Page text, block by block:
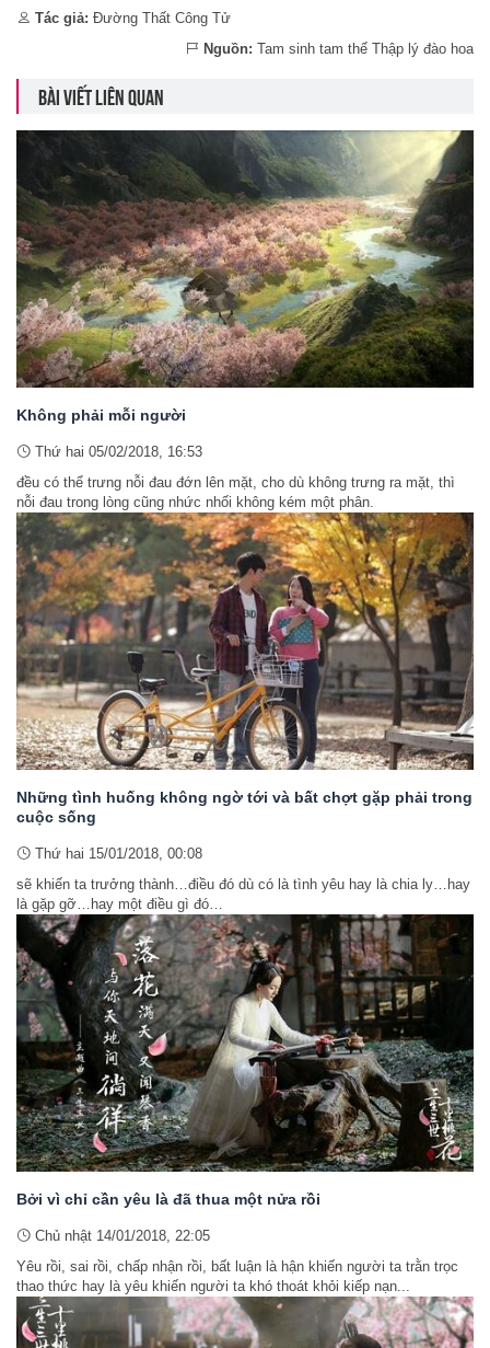
Tác giả: Đường Thất Công Tử
Nguồn: Tam sinh tam thế Thập lý đào hoa
BÀI VIẾT LIÊN QUAN
Không phải mỗi người
Thứ hai 05/02/2018, 16:53
đều có thể trưng nỗi đau đớn lên mặt, cho dù không trưng ra mặt, thì
nỗi đau trong lòng cũng nhức nhối không kém một phân.
Những tình huống không ngờ tới và bất chợt gặp phải trong
cuộc sống
Thứ hai 15/01/2018, 00:08
sẽ khiến ta trưởng thành…điều đó dù có là tình yêu hay là chia ly…hay
là gặp gỡ…hay một điều gì đó…
Bởi vì chỉ cần yêu là đã thua một nửa rồi
Chủ nhật 14/01/2018, 22:05
Yêu rồi, sai rồi, chấp nhận rồi, bất luận là hận khiến người ta trằn trọc
thao thức hay là yêu khiến người ta khó thoát khỏi kiếp nạn...